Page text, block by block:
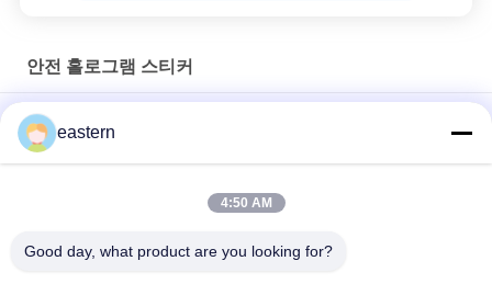
안전 홀로그램 스티커
은 봉지 10ml 병 또는 상자에 대한 홀로그램 라벨
애완 동물 표지판 제품 인증 증진을 위한 사용자 지정 홀로그램 라
eastern
4:50 AM
Good day, what product are you looking for?